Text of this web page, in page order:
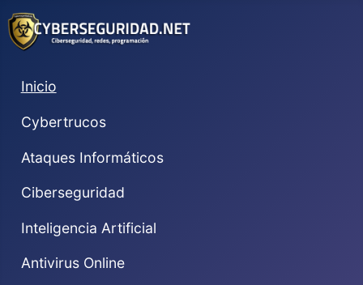
Inicio
Cybertrucos
Ataques Informáticos
Ciberseguridad
Inteligencia Artificial
Antivirus Online